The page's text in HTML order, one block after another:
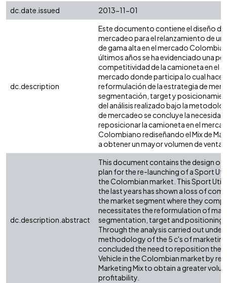
dc.date.issued
2013-11-01
dc.description
Este documento contiene el diseño de
mercadeo para el relanzamiento de
de gama alta en el mercado
últimos años se ha evidenciado una
competitividad de la camioneta en el
mercado donde participa lo cual hace
reformulación de la estrategia de
segmentación, target y
del análisis realizado bajo la
de mercadeo se concluye la necesidad
reposicionar la camioneta en el
Colombiano rediseñando el Mix de
a obtener un mayor volumen de
dc.description.abstract
This document contains the design of
plan for the re-launching of a Sport
the Colombian market. This Sport
the last years has shown a loss of
the market segment where they
necessitates the reformulation of
segmentation, target and positioning
Through the analysis carried out under
methodology of the 5 c's of
concluded the need to reposition the
Vehicle in the Colombian market by
Marketing Mix to obtain a greater
profitability.